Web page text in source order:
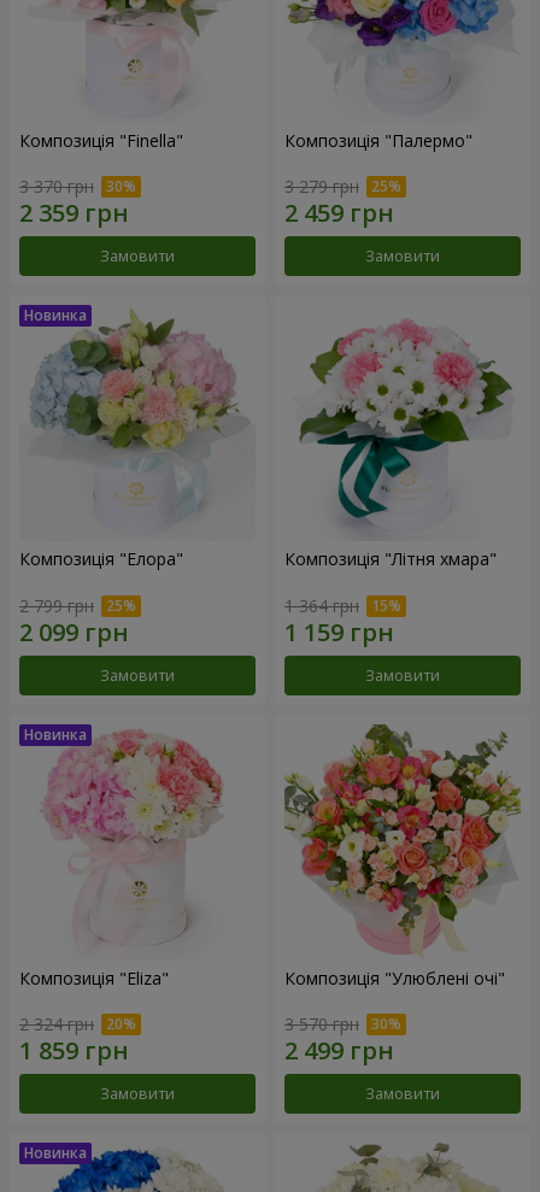
Композиція "Finella"
3 370 грн
Замовити
Композиція "Палермо"
3 279 грн
Замовити
Композиція "Елора"
2 799 грн
Замовити
Композиція "Літня хмара"
1 364 грн
Замовити
Композиція "Eliza"
2 324 грн
Замовити
Композиція "Улюблені очі"
3 570 грн
Замовити